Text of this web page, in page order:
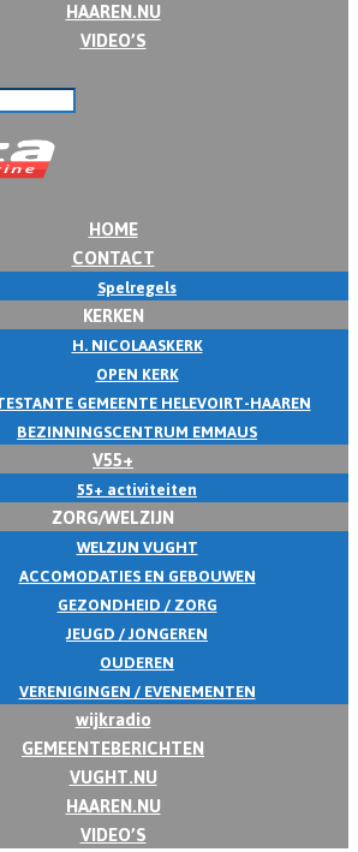
HAAREN.NU
VIDEO’S
HOME
CONTACT
Spelregels
KERKEN
H. NICOLAASKERK
OPEN KERK
GEMEENTE HELEVOIRT-HAAREN
BEZINNINGSCENTRUM EMMAUS
V55+
55+ activiteiten
ZORG/WELZIJN
WELZIJN VUGHT
ACCOMODATIES EN GEBOUWEN
GEZONDHEID / ZORG
JEUGD / JONGEREN
OUDEREN
VERENIGINGEN / EVENEMENTEN
wijkradio
GEMEENTEBERICHTEN
VUGHT.NU
HAAREN.NU
VIDEO’S